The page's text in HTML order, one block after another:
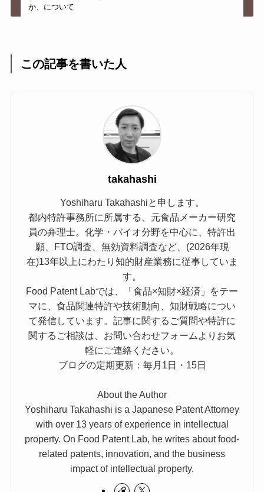
か、について
この記事を書いた人
takahashi
Yoshiharu Takahashiと申します。
都内特許事務所に所属する、元食品メーカー研究
員の弁理士。化学・バイオ分野を中心に、特許出
願、FTO調査、無効資料調査など、(2026年現
在)13年以上にわたり知的財産業務に従事していま
す。
Food Patent Labでは、「食品×知財×経済」をテー
マに、食品関連特許や技術動向、知財戦略につい
て発信しています。記事に関するご質問や特許に
関するご相談は、お問い合わせフォームよりお気
軽にご連絡ください。
ブログの定期更新：毎月1日・15日
About the Author
Yoshiharu Takahashi is a Japanese Patent Attorney
with over 13 years of experience in intellectual
property. On Food Patent Lab, he writes about food-
related patents, innovation, and the business
impact of intellectual property.